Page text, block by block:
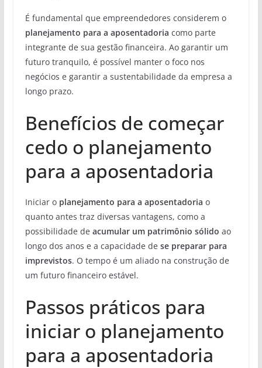
É fundamental que empreendedores considerem o
planejamento para a aposentadoria como parte
integrante de sua gestão financeira. Ao garantir um
futuro tranquilo, é possível manter o foco nos
negócios e garantir a sustentabilidade da empresa a
longo prazo.
Benefícios de começar
cedo o planejamento
para a aposentadoria
Iniciar o planejamento para a aposentadoria o
quanto antes traz diversas vantagens, como a
possibilidade de acumular um patrimônio sólido ao
longo dos anos e a capacidade de se preparar para
imprevistos. O tempo é um aliado na construção de
um futuro financeiro estável.
Passos práticos para
iniciar o planejamento
para a aposentadoria